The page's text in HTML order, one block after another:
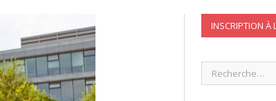
INSCRIPTION À